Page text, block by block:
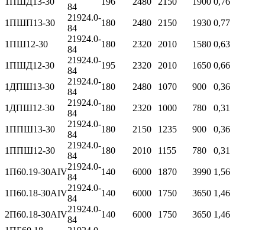
84
1ПШП13-30
21924.0-
84
180 2480 2150 1930 0,77
1ПШ12-30
21924.0-
84
180 2320 2010 1580 0,63
1ПШД12-30
21924.0-
84
195 2320 2010 1650 0,66
1ДПШ13-30
21924.0-
84
180 2480 1070 900 0,36
1ДПШ12-30
21924.0-
84
180 2320 1000 780 0,31
1ППШ13-30
21924.0-
84
180 2150 1235 900 0,36
1ППШ12-30
21924.0-
84
180 2010 1155 780 0,31
1П60.19-30АIV
21924.0-
84
140 6000 1870 3990 1,56
1П60.18-30АIV
21924.0-
84
140 6000 1750 3650 1,46
2П60.18-30АIV
21924.0-
84
140 6000 1750 3650 1,46